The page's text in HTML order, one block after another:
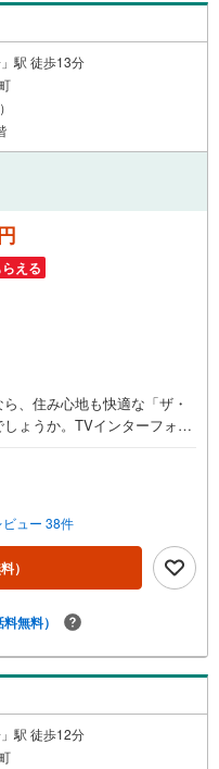
駅 徒歩13分
える
、住み心地も快適な「ザ・
ょうか。TVインターフォン
要はなく外出中や仕事中に
ん。専有面積71.36平米なの
が付いていますので、防犯
す。地上15階建てで、住み
で快適な日々を過ごしましょ
ュー 38件
）
料無料）
駅 徒歩12分